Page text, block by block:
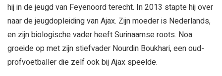
hij in de jeugd van Feyenoord terecht. In 2013 stapte hij over
naar de jeugdopleiding van Ajax. Zijn moeder is Nederlands,
en zijn biologische vader heeft Surinaamse roots. Noa
groeide op met zijn stiefvader Nourdin Boukhari, een oud-
profvoetballer die zelf ook bij Ajax speelde.